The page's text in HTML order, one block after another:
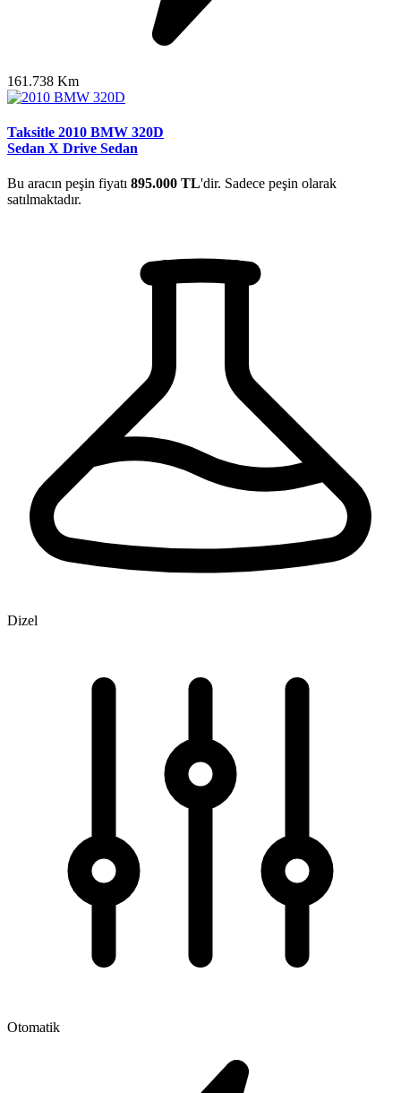
161.738 Km
Taksitle 2010 BMW 320D
Sedan X Drive Sedan
Bu aracın peşin fiyatı 895.000 TL'dir. Sadece peşin olarak
satılmaktadır.
Dizel
Otomatik